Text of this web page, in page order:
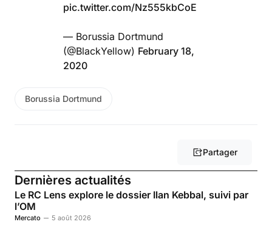
pic.twitter.com/Nz555kbCoE
— Borussia Dortmund
(@BlackYellow) February 18,
2020
Borussia Dortmund
Partager
Dernières actualités
Le RC Lens explore le dossier Ilan Kebbal, suivi par
l’OM
Mercato 5 août 2026